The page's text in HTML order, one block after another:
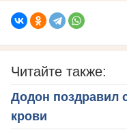
Читайте также:
Додон поздравил
крови